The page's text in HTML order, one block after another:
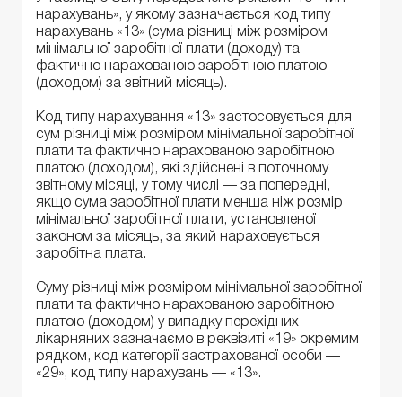
нарахувань», у якому зазначається код типу
нарахувань «13» (сума різниці між розміром
мінімальної заробітної плати (доходу) та
фактично нарахованою заробітною платою
(доходом) за звітний місяць).
Код типу нарахування «13» застосовується для
сум різниці між розміром мінімальної заробітної
плати та фактично нарахованою заробітною
платою (доходом), які здійснені в поточному
звітному місяці, у тому числі — за попередні,
якщо сума заробітної плати менша ніж розмір
мінімальної заробітної плати, установленої
законом за місяць, за який нараховується
заробітна плата.
Суму різниці між розміром мінімальної заробітної
плати та фактично нарахованою заробітною
платою (доходом) у випадку перехідних
лікарняних зазначаємо в реквізиті «19» окремим
рядком, код категорії застрахованої особи —
«29», код типу нарахувань — «13».